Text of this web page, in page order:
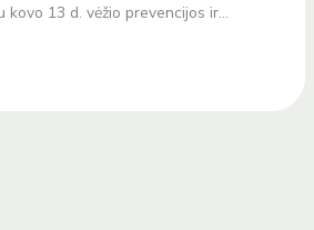
kovo 13 d. vėžio prevencijos ir…